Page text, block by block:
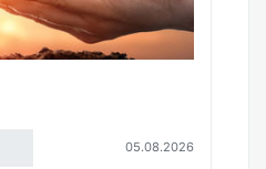
05.08.2026